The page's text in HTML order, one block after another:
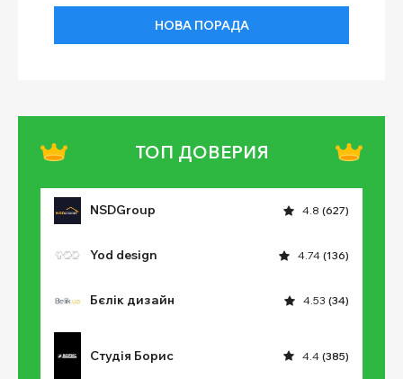
НОВА ПОРАДА
ТОП ДОВЕРИЯ
NSDGroup 4.8 (627)
Yod design 4.74 (136)
Бєлік дизайн 4.53 (34)
Студія Борис 4.4 (385)